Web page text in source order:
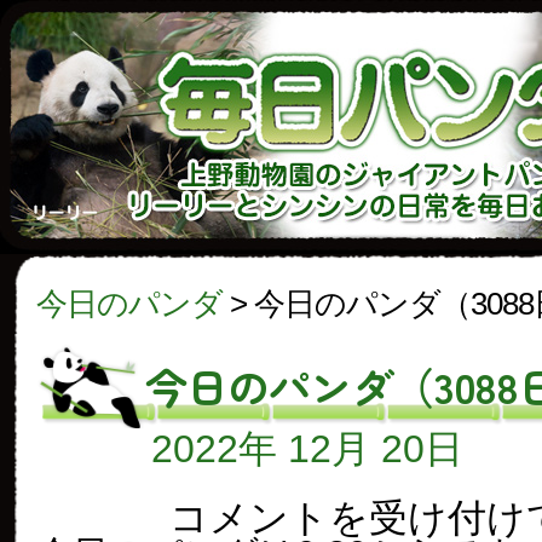
今日のパンダ> 今日のパンダ（3088
今日のパンダ（3088
2022年 12月 20日
今
コメントを受け付け